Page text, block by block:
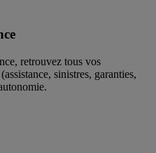
retrouvez tous vos
sinistres, garanties,